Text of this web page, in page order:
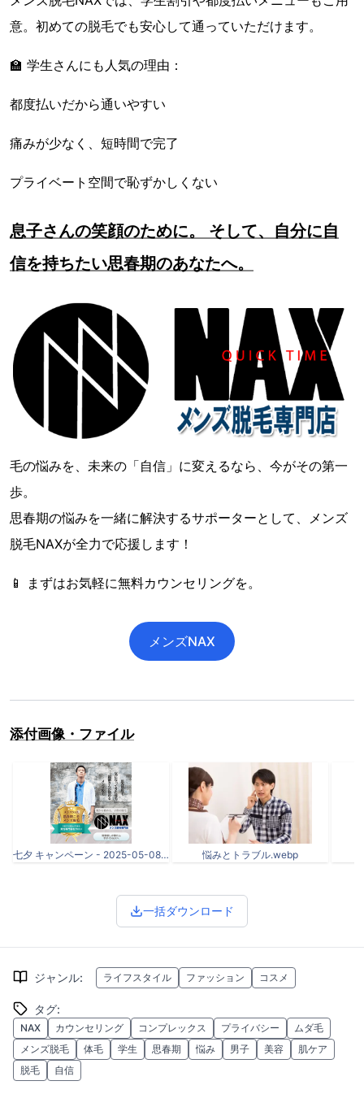
意。初めての脱毛でも安心して通っていただけます。
🏫 学生さんにも人気の理由：
都度払いだから通いやすい
痛みが少なく、短時間で完了
プライベート空間で恥ずかしくない
息子さんの笑顔のために。 そして、自分に自
信を持ちたい思春期のあなたへ。
毛の悩みを、未来の「自信」に変えるなら、今がその第一
歩。
思春期の悩みを一緒に解決するサポーターとして、メンズ
脱毛NAXが全力で応援します！
📱 まずはお気軽に無料カウンセリングを。
メンズNAX
添付画像・ファイル
七夕 キャンペーン - 2025-05-08T184011.605.png 悩みとトラブル.webp
一括ダウンロード
ジャンル: ライフスタイル ファッション コスメ
タグ:
NAX カウンセリング コンプレックス プライバシー
ムダ毛
メンズ脱毛
体毛 学生 思春期 悩み 男子 美容
肌ケア
脱毛
自信